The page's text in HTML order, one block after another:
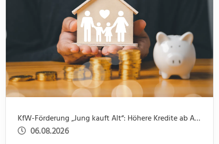
KfW-Förderung „Jung kauft Alt“: Höhere Kredite ab August 2026
06.08.2026